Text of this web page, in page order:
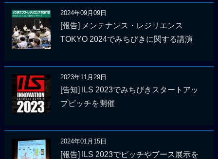
2024年09月09日
[報告] メンテナンス・レジリエンス
TOKYO 2024でみちびきに関する講演
2023年11月29日
[告知] ILS 2023でみちびきスタートアッ
プピッチを開催
2024年01月15日
[報告] ILS 2023でピッチやブース展示を